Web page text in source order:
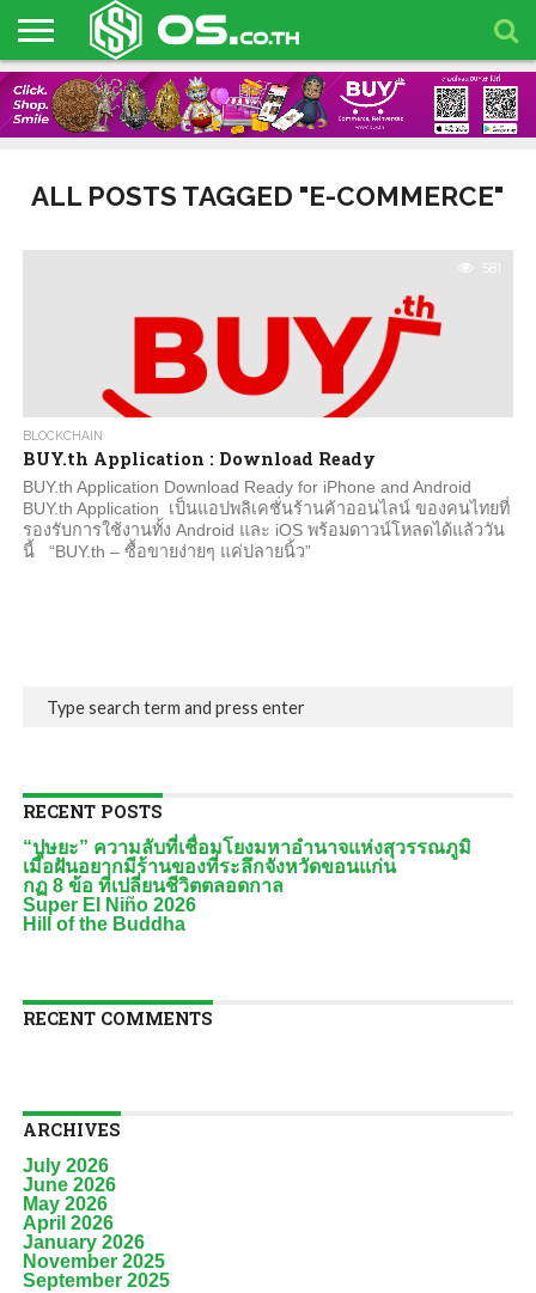
HOME
BLOG
ARTIFICIAL
INTELLIGENCE
BLOCKCHAIN
BUSINESS
NEWS
OS
EVENTS
OS
TALK!
OS
TOYS
ALL POSTS TAGGED "E-COMMERCE"
581
BLOCKCHAIN
BUY.th Application : Download Ready
BUY.th Application Download Ready for iPhone and Android
BUY.th Application เป็นแอปพลิเคชั่นร้านค้าออนไลน์ ของคนไทยที่
รองรับการใช้งานทั้ง Android และ iOS พร้อมดาวน์โหลดได้แล้ววัน
นี้ “BUY.th – ซื้อขายง่ายๆ แค่ปลายนิ้ว”
RECENT POSTS
“ปุษยะ” ความลับที่เชื่อมโยงมหาอำนาจแห่งสุวรรณภูมิ
เมื่อฝันอยากมีร้านของที่ระลึกจังหวัดขอนแก่น
กฏ 8 ข้อ ที่เปลี่ยนชีวิตตลอดกาล
Super El Niño 2026
Hill of the Buddha
RECENT COMMENTS
ARCHIVES
July 2026
June 2026
May 2026
April 2026
January 2026
November 2025
September 2025